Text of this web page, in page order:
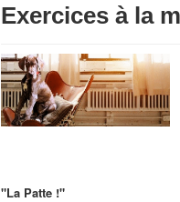
Exercices à la
"La Patte !"